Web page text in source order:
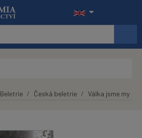
Beletrie Česká beletrie Válka jsme my